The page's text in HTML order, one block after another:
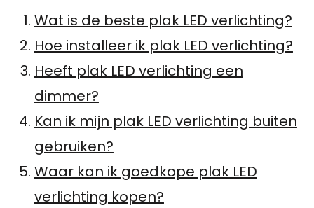
Wat is de beste plak LED verlichting?
Hoe installeer ik plak LED verlichting?
Heeft plak LED verlichting een
dimmer?
Kan ik mijn plak LED verlichting buiten
gebruiken?
Waar kan ik goedkope plak LED
verlichting kopen?